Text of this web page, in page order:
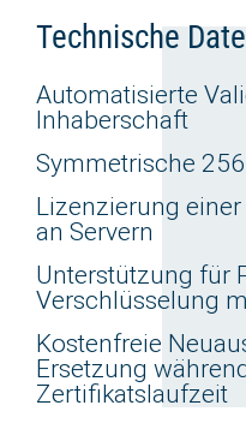
Technische
Automatisierte
Inhaberschaft
Symmetrische
Lizenzierung
an Servern
Unterstützung für
Verschlüsselung
Kostenfreie
Ersetzung
Zertifikatslaufzeit